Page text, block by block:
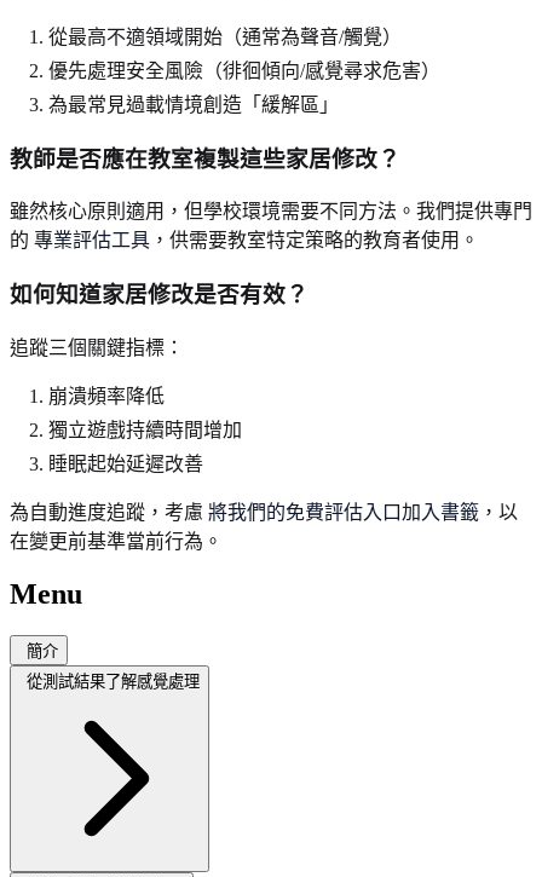
從最高不適領域開始（通常為聲音/觸覺）
優先處理安全風險（徘徊傾向/感覺尋求危害）
為最常見過載情境創造「緩解區」
教師是否應在教室複製這些家居修改？
雖然核心原則適用，但學校環境需要不同方法。我們提供專門
的 專業評估工具 ，供需要教室特定策略的教育者使用。
如何知道家居修改是否有效？
追蹤三個關鍵指標：
崩潰頻率降低
獨立遊戲持續時間增加
睡眠起始延遲改善
為自動進度追蹤，考慮 將我們的免費評估入口加入書籤 ，以
在變更前基準當前行為。
Menu
簡介
從測試結果了解感覺處理